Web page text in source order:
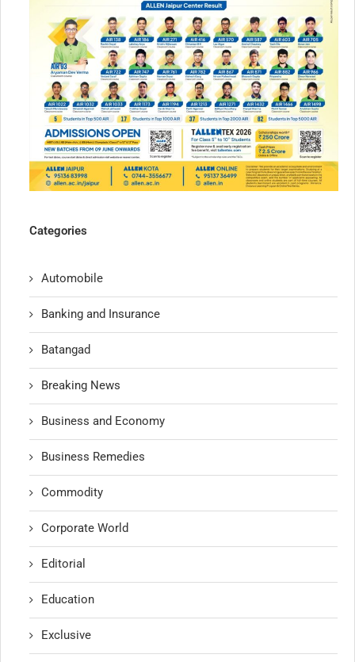
Categories
Automobile
Banking and Insurance
Batangad
Breaking News
Business and Economy
Business Remedies
Commodity
Corporate World
Editorial
Education
Exclusive